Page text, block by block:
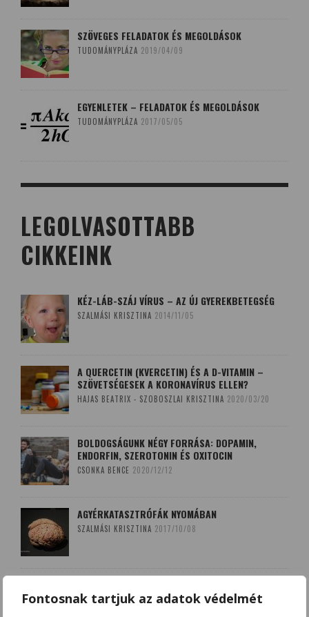
Fontosnak tartjuk az adatok védelmét
SZÖVEGES FELADATOK ÉS MEGOLDÁSOK
TUDOMÁNYPLÁZA 2019/04/09
EGYENLETEK – FELADATOK ÉS MEGOLDÁSOK
TUDOMÁNYPLÁZA 2017/05/05
LEGOLVASOTTABB
CIKKEINK
KÉZ-LÁB-SZÁJ VÍRUS – AZ ÚJ GYEREKBETEGSÉG
SZALMÁSI KRISZTINA 2014/11/05
A QUERCETIN (KVERCETIN) ÉS A D-VITAMIN –
SZÖVETSÉGESEK A KORONAVÍRUS ELLEN?
HAJAS BEATRIX - SZOBOSZLAI KRISZTINA 2020/03/20
BOLDOGSÁGUNK NÉGY FORRÁSA: DOPAMIN,
ENDORFIN, SZEROTONIN ÉS OXITOCIN
CSONKA BENCE 2020/12/12
AGYÉRKATASZTRÓFÁK NYOMÁBAN
SZALMÁSI KRISZTINA 2017/10/08
SZOBOSZLAI KRISZTINA 2018/03/15